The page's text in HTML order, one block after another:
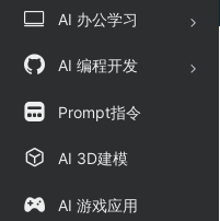
AI 办公学习
AI 编程开发
Prompt指令
AI 3D建模
AI 游戏应用